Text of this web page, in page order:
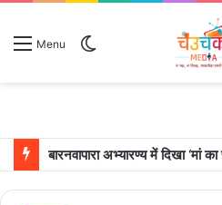
Menu